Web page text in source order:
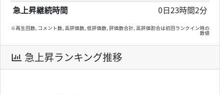
急上昇継続時間
0日23時間2分
※再生回数, コメント数, 高評価数, 低評価数, 評価数合計, 高評価割合は初回ランクイン時の
数値
急上昇ランキング推移